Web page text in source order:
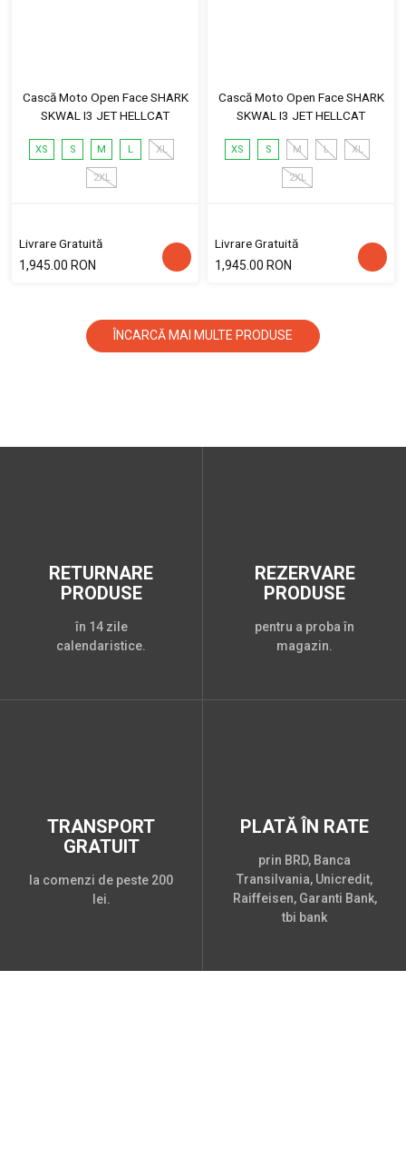
Cască Moto Open Face SHARK
SKWAL I3 JET HELLCAT
XS S M L XL
2XL
Livrare Gratuită
1,945.00 RON
Cască Moto Open Face SHARK
SKWAL I3 JET HELLCAT
XS S M L XL
2XL
Livrare Gratuită
1,945.00 RON
ÎNCARCĂ MAI MULTE PRODUSE
RETURNARE
PRODUSE
în 14 zile
calendaristice.
REZERVARE
PRODUSE
pentru a proba în
magazin.
TRANSPORT
GRATUIT
la comenzi de peste 200
lei.
PLATĂ ÎN RATE
prin BRD, Banca
Transilvania, Unicredit,
Raiffeisen, Garanti Bank,
tbi bank